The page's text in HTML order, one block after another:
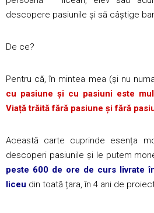
descopere pasiunile și să câștige
De ce?
Pentru că, în mintea mea (și nu
cu pasiune și cu pasiuni este
Viață trăită fără pasiune și fără
Această carte cuprinde esența
descoperi pasiunile și le putem
peste 600 de ore de curs livrate
liceu din toată țara, în 4 ani de